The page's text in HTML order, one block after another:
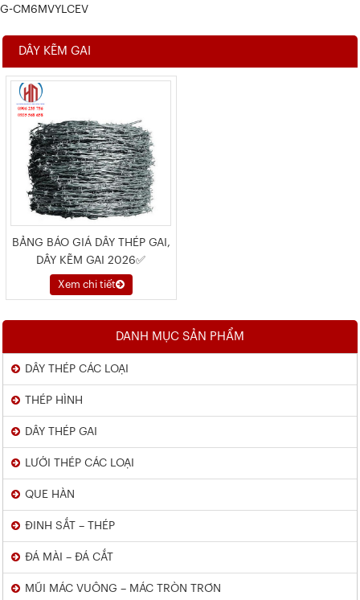
G-CM6MVYLCEV
DÂY KẼM GAI
BẢNG BÁO GIÁ DÂY THÉP GAI,
DÂY KẼM GAI 2026✅
Xem chi tiết
DANH MỤC SẢN PHẨM
DÂY THÉP CÁC LOẠI
THÉP HÌNH
DÂY THÉP GAI
LƯỚI THÉP CÁC LOẠI
QUE HÀN
ĐINH SẮT – THÉP
ĐÁ MÀI – ĐÁ CẮT
MŨI MÁC VUÔNG – MÁC TRÒN TRƠN